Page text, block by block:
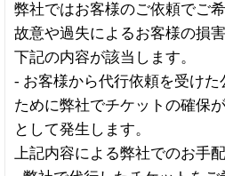
弊社ではお客様のご依頼でご
故意や過失によるお客様の損
下記の内容が該当します。
- お客様から代行依頼を受け
ために弊社でチケットの確保
として発生します。
上記内容による弊社でのお手